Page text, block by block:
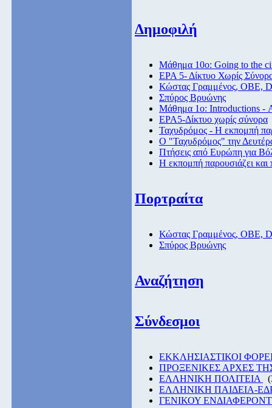
Δημοφιλή
Μάθημα 10ο: Going to the
ΕΡΑ 5- Δίκτυο Χωρίς
Κώστας Γραμμένος, ΟΒΕ,
Σπύρος Βρυώνης
Μάθημα 1ο: Introductions -
ΕΡΑ5-Δίκτυο χωρίς σύνορα
Ταχυδρόμος - Η εκπομπή
Ο "Ταχυδρόμος" την
Πτήσεις από Eυρώπη για
Η εκπομπή παρουσιάζει και
Πορτραίτα
Κώστας Γραμμένος, ΟΒΕ,
Σπύρος Βρυώνης
Αναζήτηση
Σύνδεσμοι
EKKΛΗΣΙΑΣΤΙΚΟΙ
ΠΡΟΞΕΝΙΚΕΣ ΑΡΧΕΣ
ΕΛΛΗΝΙΚΗ ΠΟΛΙΤΕΙΑ
ΕΛΛΗΝΙΚΗ ΠΑΙΔΕΙΑ-
ΓΕΝΙΚΟΥ